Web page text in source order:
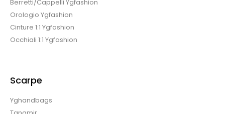
Berretti/Cappelli Ygfashion
Orologio Ygfashion
Cinture 1:1 Ygfashion
Occhiali 1:1 Ygfashion
Scarpe
Yghandbags